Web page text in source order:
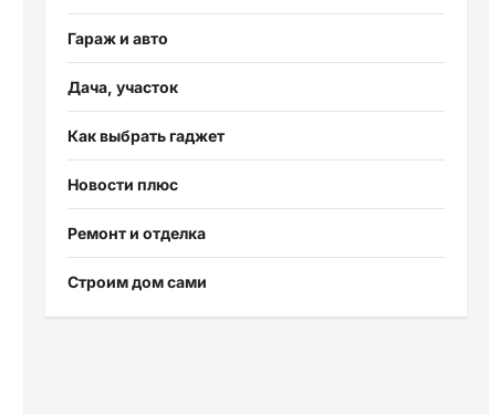
Гараж и авто
Дача, участок
Как выбрать гаджет
Новости плюс
Ремонт и отделка
Строим дом сами